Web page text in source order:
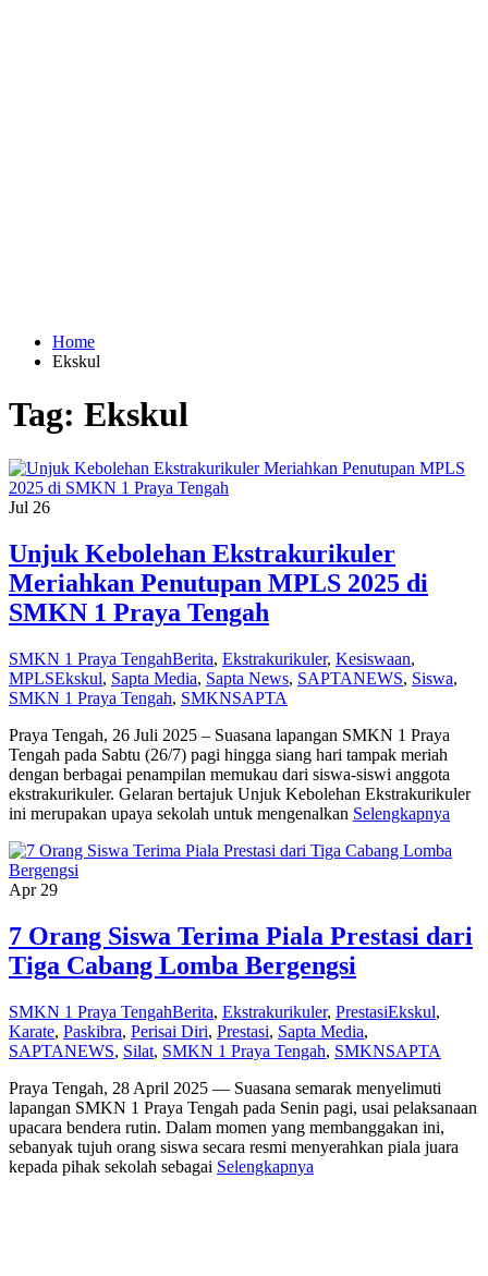
Home
Ekskul
Tag: Ekskul
Jul 26
Unjuk Kebolehan Ekstrakurikuler
Meriahkan Penutupan MPLS 2025 di
SMKN 1 Praya Tengah
SMKN 1 Praya TengahBerita, Ekstrakurikuler, Kesiswaan,
MPLSEkskul, Sapta Media, Sapta News, SAPTANEWS, Siswa,
SMKN 1 Praya Tengah, SMKNSAPTA
Praya Tengah, 26 Juli 2025 – Suasana lapangan SMKN 1 Praya
Tengah pada Sabtu (26/7) pagi hingga siang hari tampak meriah
dengan berbagai penampilan memukau dari siswa-siswi anggota
ekstrakurikuler. Gelaran bertajuk Unjuk Kebolehan Ekstrakurikuler
ini merupakan upaya sekolah untuk mengenalkan Selengkapnya
Apr 29
7 Orang Siswa Terima Piala Prestasi dari
Tiga Cabang Lomba Bergengsi
SMKN 1 Praya TengahBerita, Ekstrakurikuler, PrestasiEkskul,
Karate, Paskibra, Perisai Diri, Prestasi, Sapta Media,
SAPTANEWS, Silat, SMKN 1 Praya Tengah, SMKNSAPTA
Praya Tengah, 28 April 2025 — Suasana semarak menyelimuti
lapangan SMKN 1 Praya Tengah pada Senin pagi, usai pelaksanaan
upacara bendera rutin. Dalam momen yang membanggakan ini,
sebanyak tujuh orang siswa secara resmi menyerahkan piala juara
kepada pihak sekolah sebagai Selengkapnya